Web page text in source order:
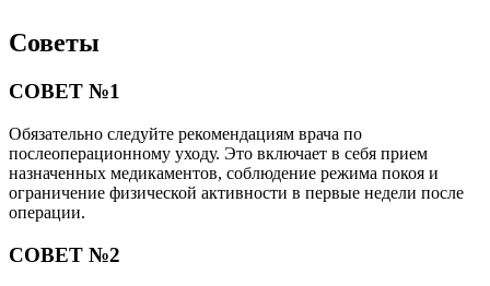
Советы
СОВЕТ №1
Обязательно следуйте рекомендациям врача по
послеоперационному уходу. Это включает в себя прием
назначенных медикаментов, соблюдение режима покоя и
ограничение физической активности в первые недели после
операции.
СОВЕТ №2